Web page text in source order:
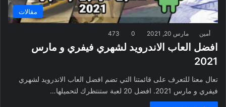
مقالات
أمين مارس 20, 2021 0
473
افضل العاب الاندرويد لشهري فيفري و مارس
2021
تعال معنا للتعرف على قائمتنا التي تضم افضل العاب الاندرويد لشهري
فيفري و مارس 2021. افضل 20 لعبة ستنتظرك لتحميلها…